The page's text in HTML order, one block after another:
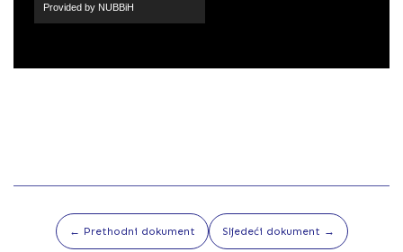
Provided by NUBBiH
← Prethodni dokument Sljedeći dokument →